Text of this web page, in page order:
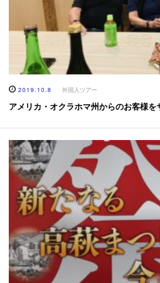
2019.10.8 外国人ツアー
アメリカ・オクラホマ州からのお客様を